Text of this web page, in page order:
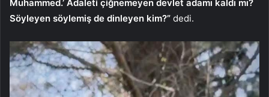
Muhammed.’ Adaleti çiğnemeyen devlet adamı kaldı mı?
Söyleyen söylemiş de dinleyen kim?” dedi.